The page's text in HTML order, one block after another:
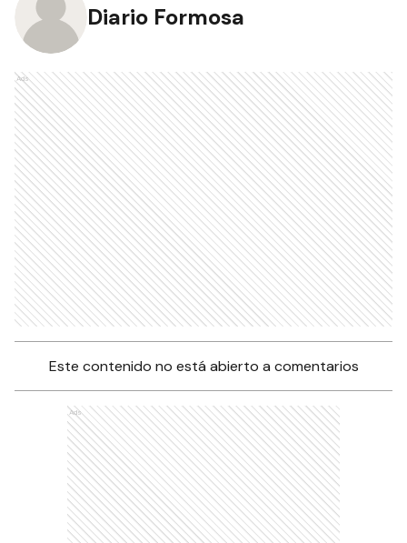
Diario Formosa
Ads
Este contenido no está abierto a comentarios
Ads